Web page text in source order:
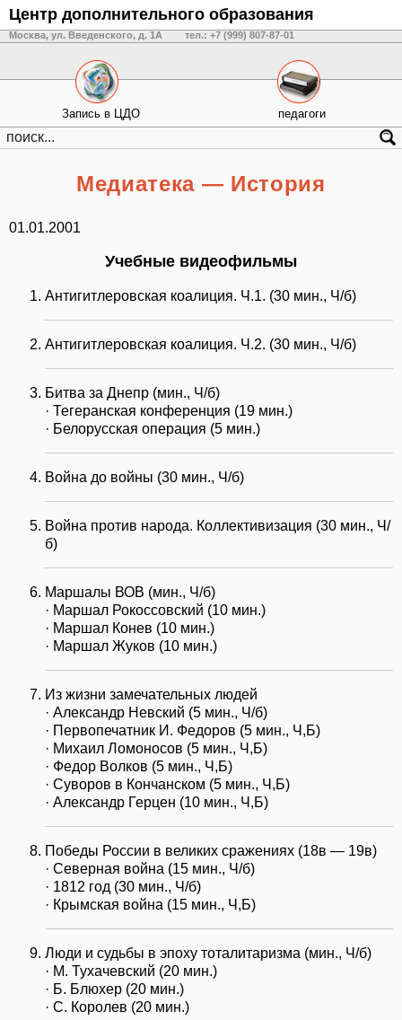
Центр дополнительного образования
Москва, ул. Введенского, д. 1А тел.: +7 (999) 807-87-01
Запись в ЦДО педагоги
Медиатека — История
01.01.2001
Учебные видеофильмы
Антигитлеровская коалиция. Ч.1. (30 мин., Ч/б)
Антигитлеровская коалиция. Ч.2. (30 мин., Ч/б)
Битва за Днепр (мин., Ч/б)
· Тегеранская конференция (19 мин.)
· Белорусская операция (5 мин.)
Война до войны (30 мин., Ч/б)
Война против народа. Коллективизация (30 мин., Ч/
б)
Маршалы ВОВ (мин., Ч/б)
· Маршал Рокоссовский (10 мин.)
· Маршал Конев (10 мин.)
· Маршал Жуков (10 мин.)
Из жизни замечательных людей
· Александр Невский (5 мин., Ч/б)
· Первопечатник И. Федоров (5 мин., Ч,Б)
· Михаил Ломоносов (5 мин., Ч,Б)
· Федор Волков (5 мин., Ч,Б)
· Суворов в Кончанском (5 мин., Ч,Б)
· Александр Герцен (10 мин., Ч,Б)
Победы России в великих сражениях (18в — 19в)
· Северная война (15 мин., Ч/б)
· 1812 год (30 мин., Ч/б)
· Крымская война (15 мин., Ч,Б)
Люди и судьбы в эпоху тоталитаризма (мин., Ч/б)
· М. Тухачевский (20 мин.)
· Б. Блюхер (20 мин.)
· С. Королев (20 мин.)